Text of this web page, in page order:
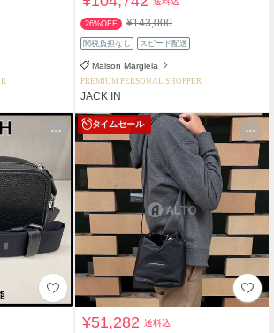
26%OFF ¥143,000
関税負担なし スピード配送
Maison Margiela
PREMIUM PERSONAL SHOPPER
JACK IN
タイムセール
¥51,282送料込